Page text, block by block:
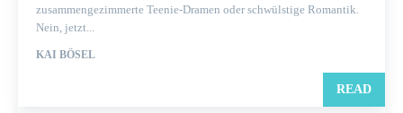
zusammengezimmerte Teenie-Dramen oder schwülstige Romantik.
Nein, jetzt...
KAI BÖSEL
READ